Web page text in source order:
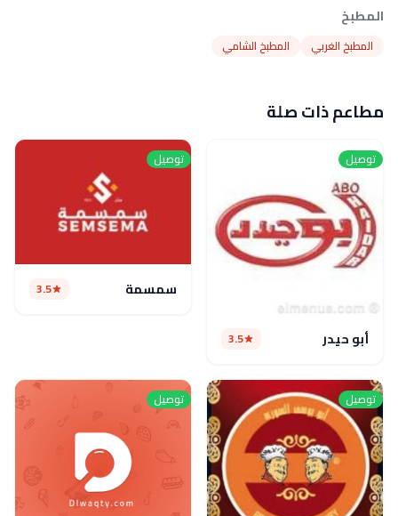
المطبخ
المطبخ الغربي المطبخ الشامي
مطاعم ذات صلة
توصيل
أبو حيدر 3.5
توصيل
سمسمة 3.5
توصيل توصيل